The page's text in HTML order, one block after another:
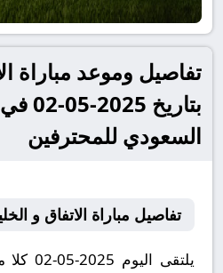
تفاصيل وموعد مباراة
السعودي للمحترفين
تفاصيل مباراة الاتفاق و
يلتقى